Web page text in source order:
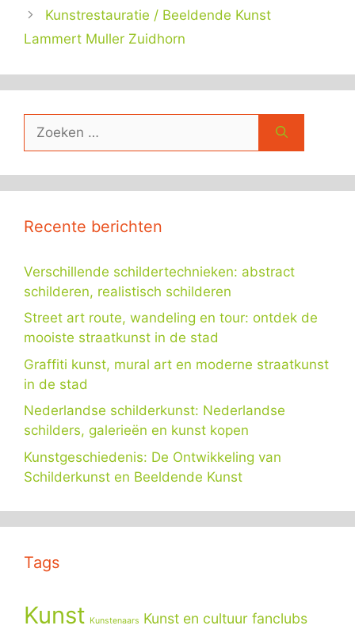
Kunstrestauratie / Beeldende Kunst
Lammert Muller Zuidhorn
naar:
Recente berichten
Verschillende schildertechnieken: abstract
schilderen, realistisch schilderen
Street art route, wandeling en tour: ontdek de
mooiste straatkunst in de stad
Graffiti kunst, mural art en moderne straatkunst
in de stad
Nederlandse schilderkunst: Nederlandse
schilders, galerieën en kunst kopen
Kunstgeschiedenis: De Ontwikkeling van
Schilderkunst en Beeldende Kunst
Tags
Kunst Kunstenaars Kunst en cultuur fanclubs